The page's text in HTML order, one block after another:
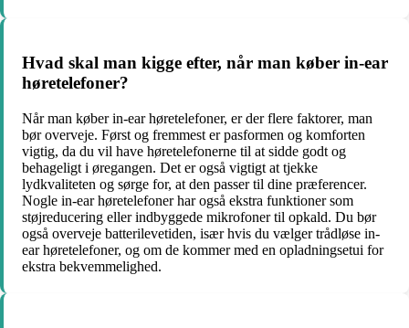
Hvad skal man kigge efter, når man køber in-ear
høretelefoner?
Når man køber in-ear høretelefoner, er der flere faktorer, man
bør overveje. Først og fremmest er pasformen og komforten
vigtig, da du vil have høretelefonerne til at sidde godt og
behageligt i øregangen. Det er også vigtigt at tjekke
lydkvaliteten og sørge for, at den passer til dine præferencer.
Nogle in-ear høretelefoner har også ekstra funktioner som
støjreducering eller indbyggede mikrofoner til opkald. Du bør
også overveje batterilevetiden, især hvis du vælger trådløse in-
ear høretelefoner, og om de kommer med en opladningsetui for
ekstra bekvemmelighed.